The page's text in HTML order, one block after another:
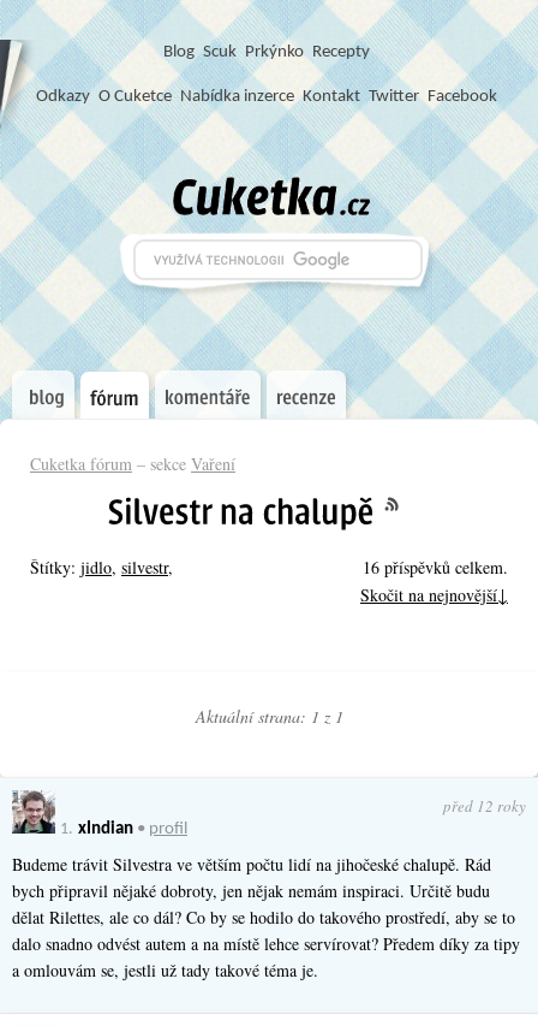
Blog Scuk Prkýnko Recepty
Odkazy O Cuketce Nabídka inzerce Kontakt Twitter Facebook
Cuketka fórum – sekce Vaření
Štítky: jidlo, silvestr,
16 příspěvků celkem.
Skočit na nejnovější↓
Aktuální strana: 1 z 1
1. xIndian • profil
před 12 roky
Budeme trávit Silvestra ve větším počtu lidí na jihočeské chalupě. Rád
bych připravil nějaké dobroty, jen nějak nemám inspiraci. Určitě budu
dělat Rilettes, ale co dál? Co by se hodilo do takového prostředí, aby se to
dalo snadno odvést autem a na místě lehce servírovat? Předem díky za tipy
a omlouvám se, jestli už tady takové téma je.